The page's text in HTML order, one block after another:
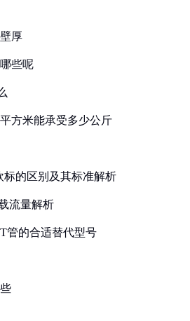
厚
些呢
方米能承受多少公斤
标的区别及其标准解析
流量解析
管的合适替代型号